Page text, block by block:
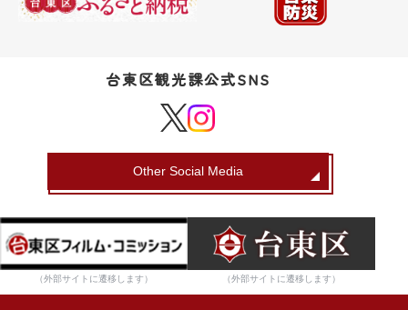
台東区観光課公式SNS
Other Social Media
（外部サイトに遷移します） （外部サイトに遷移します）